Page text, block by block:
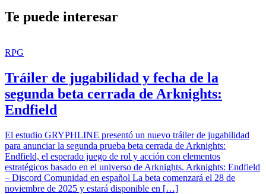
Te puede interesar
RPG
Tráiler de jugabilidad y fecha de la
segunda beta cerrada de Arknights:
Endfield
El estudio GRYPHLINE presentó un nuevo tráiler de jugabilidad
para anunciar la segunda prueba beta cerrada de Arknights:
Endfield, el esperado juego de rol y acción con elementos
estratégicos basado en el universo de Arknights. Arknights: Endfield
– Discord Comunidad en español La beta comenzará el 28 de
noviembre de 2025 y estará disponible en […]